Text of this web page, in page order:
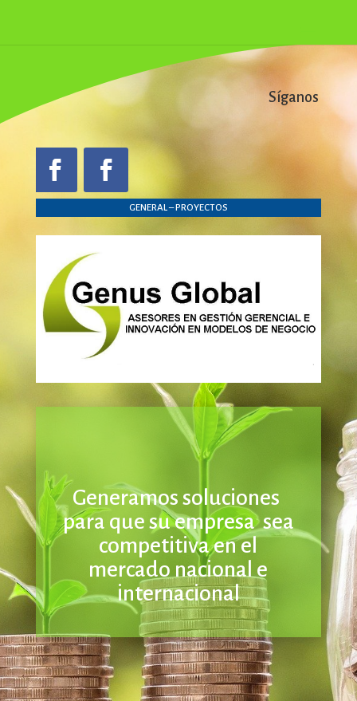
Síganos en
GENERAL – PROYECTOS
Generamos soluciones
para que su empresa sea
competitiva en el
mercado nacional e
internacional